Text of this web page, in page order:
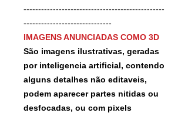
------------------------------------------------
------------------------------
IMAGENS ANUNCIADAS COMO 3D
São imagens ilustrativas, geradas
por inteligencia artificial, contendo
alguns detalhes não editaveis,
podem aparecer partes nitidas ou
desfocadas, ou com pixels